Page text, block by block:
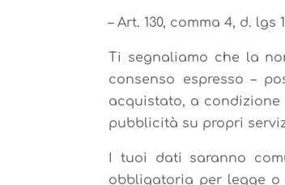
–Art. 130, comma 4, d. lgs
Ti segnaliamo che la
consenso espresso –
acquistato, a
pubblicità su propri
I tuoi dati saranno
obbligatoria per legge